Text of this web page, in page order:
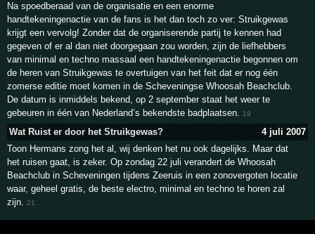
Na spoedberaad van de organisatie en een enorme
handtekeningenactie van de fans is het dan toch zo ver: Struikgewas
krijgt een vervolg! Zonder dat de organiserende partij te kennen had
gegeven of er al dan niet doorgegaan zou worden, zijn de liefhebbers
van minimal en techno massaal een handtekeningenactie begonnen om
de heren van Struikgewas te overtuigen van het feit dat er nog één
zomerse editie moet komen in de Scheveningse Whoosah Beachclub.
De datum is inmiddels bekend, op 2 september staat het weer te
gebeuren in één van Nederland’s bekendste badplaatsen. 19
Wat Ruist er door het Struikgewas?
4 juli 2007
Toon Hermans zong het al, wij denken het nu ook dagelijks. Maar dat
het ruisen gaat, is zeker. Op zondag 22 juli verandert de Whoosah
Beachclub in Scheveningen tijdens Zeeruis in een zonovergoten locatie
waar, geheel gratis, de beste electro, minimal en techno te horen zal
zijn.21